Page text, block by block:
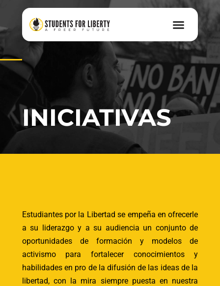
INICIATIVAS
Estudiantes por la Libertad se empeña en ofrecerle
a su liderazgo y a su audiencia un conjunto de
oportunidades de formación y modelos de
activismo para fortalecer conocimientos y
habilidades en pro de la difusión de las ideas de la
libertad, con la mira siempre puesta en nuestra